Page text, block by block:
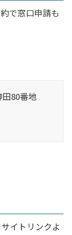
で窓口申請も
80番地
イトリンクよ